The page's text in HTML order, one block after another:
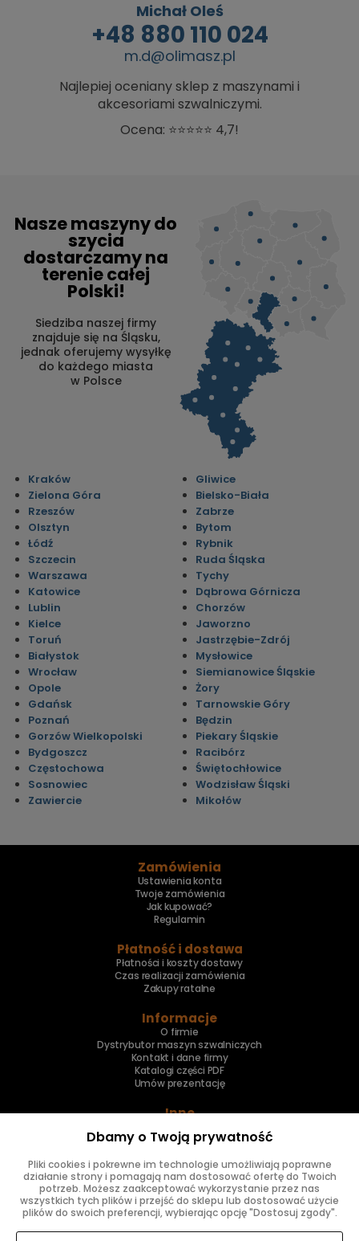
Michał Oleś
+48 880 110 024
m.d@olimasz.pl
Najlepiej oceniany sklep z maszynami i
akcesoriami szwalniczymi.
Ocena: ⭐⭐⭐⭐⭐ 4,7!
Nasze maszyny do
szycia
dostarczamy na
terenie całej
Polski!
Siedziba naszej firmy
znajduje się na Śląsku,
jednak oferujemy wysyłkę
do każdego miasta
w Polsce
Kraków
Zielona Góra
Rzeszów
Olsztyn
Łódź
Szczecin
Warszawa
Katowice
Lublin
Kielce
Toruń
Białystok
Wrocław
Opole
Gdańsk
Poznań
Gorzów Wielkopolski
Bydgoszcz
Częstochowa
Sosnowiec
Zawiercie
Gliwice
Bielsko-Biała
Zabrze
Bytom
Rybnik
Ruda Śląska
Tychy
Dąbrowa Górnicza
Chorzów
Jaworzno
Jastrzębie-Zdrój
Mysłowice
Siemianowice Śląskie
Żory
Tarnowskie Góry
Będzin
Piekary Śląskie
Racibórz
Świętochłowice
Wodzisław Śląski
Mikołów
Zamówienia
Ustawienia konta
Twoje zamówienia
Jak kupować?
Regulamin
Płatność i dostawa
Płatności i koszty dostawy
Czas realizacji zamówienia
Zakupy ratalne
Informacje
O firmie
Dystrybutor maszyn szwalniczych
Kontakt i dane firmy
Katalogi części PDF
Umów prezentację
Inne
Naprawa maszyn
Znajdziesz nas
Dbamy o Twoją prywatność
Pliki cookies i pokrewne im technologie umożliwiają poprawne
działanie strony i pomagają nam dostosować ofertę do Twoich
potrzeb. Możesz zaakceptować wykorzystanie przez nas
wszystkich tych plików i przejść do sklepu lub dostosować użycie
plików do swoich preferencji, wybierając opcję "Dostosuj zgody".